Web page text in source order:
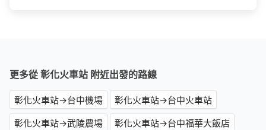
更多從 彰化火車站 附近出發的路線
彰化火車站→台中機場
彰化火車站→台中火車站
彰化火車站→武陵農場
彰化火車站→台中福華大飯店